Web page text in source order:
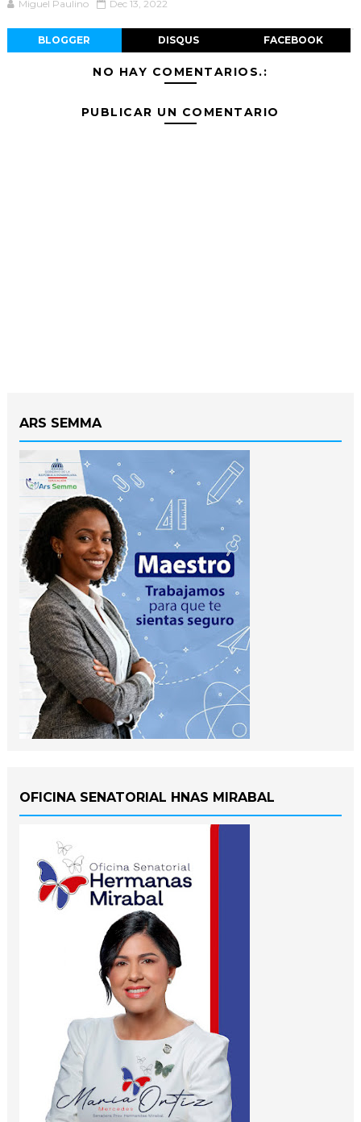
Miguel Paulino Dec 13, 2022
BLOGGER DISQUS FACEBOOK
NO HAY COMENTARIOS.:
PUBLICAR UN COMENTARIO
ARS SEMMA
OFICINA SENATORIAL HNAS MIRABAL